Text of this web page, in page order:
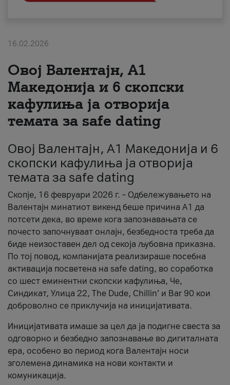
Плати сметка
#ПодобарОнлајн
16.02.2026
Овој Валентајн, A1
Македонија и 6 скопски
кафулиња ја отворија
темата за safe dating
Овој Валентајн, A1 Македонија и 6
скопски кафулиња ја отворија
темата за safe dating
Скопје, 16 февруари 2026 г. – Одбележувањето на
Валентајн минатиот викенд беше причина А1 да
потсети дека, во време кога запознавањата се
почесто започнуваат онлајн, безбедноста треба да
биде неизоставен дел од секоја љубовна приказна.
По тој повод, компанијата реализираше посебна
активација посветена на safe dating, во соработка
со шест еминентни скопски кафулиња, Че,
Синдикат, Улица 22, The Dude, Chillin’ и Bar 90 кои
доброволно се приклучија на иницијативата.
Иницијативата имаше за цел да ја подигне свеста за
одговорно и безбедно запознавање во дигиталната
ера, особено во период кога Валентајн носи
зголемена динамика на нови контакти и
комуникација.